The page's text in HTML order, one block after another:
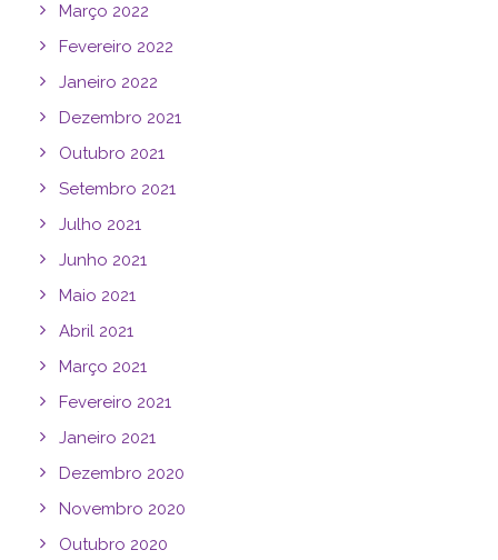
Março 2022
Fevereiro 2022
Janeiro 2022
Dezembro 2021
Outubro 2021
Setembro 2021
Julho 2021
Junho 2021
Maio 2021
Abril 2021
Março 2021
Fevereiro 2021
Janeiro 2021
Dezembro 2020
Novembro 2020
Outubro 2020